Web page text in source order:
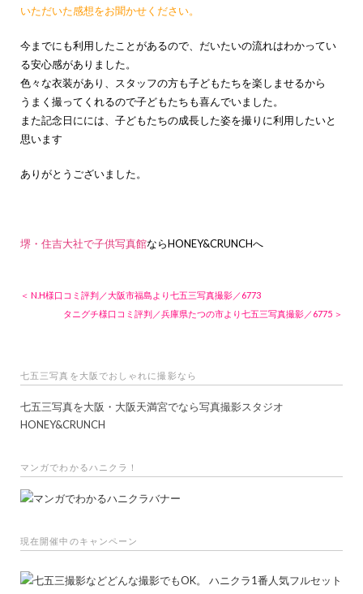
いただいた感想をお聞かせください。
今までにも利用したことがあるので、だいたいの流れはわかってい
る安心感がありました。
色々な衣装があり、スタッフの方も子どもたちを楽しませるから
うまく撮ってくれるので子どもたちも喜んでいました。
また記念日にには、子どもたちの成長した姿を撮りに利用したいと
思います
ありがとうございました。
堺・住吉大社で子供写真館ならHONEY&CRUNCHへ
＜ N.H様口コミ評判／大阪市福島より七五三写真撮影／6773
タニグチ様口コミ評判／兵庫県たつの市より七五三写真撮影／6775 ＞
七五三写真を大阪でおしゃれに撮影なら
七五三写真を大阪・大阪天満宮でなら写真撮影スタジオ
HONEY&CRUNCH
マンガでわかるハニクラ！
現在開催中のキャンペーン